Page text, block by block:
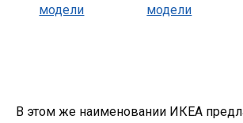
В этом же наименовании ИКЕА